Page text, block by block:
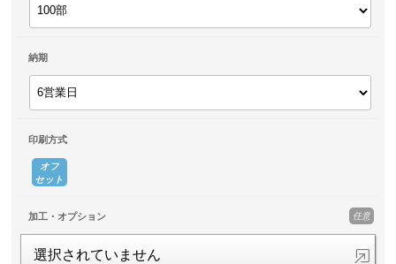
納期
印刷方式
オフ
セット
加工・オプション 任意
選択されていません